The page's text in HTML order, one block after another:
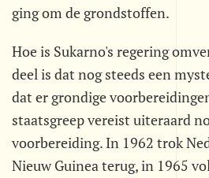
ging om de grondstoffen.
Hoe is Sukarno's regering
deel is dat nog steeds een
dat er grondige
staatsgreep vereist uiteraard
voorbereiding. In 1962 trok
Nieuw Guinea terug, in 1965